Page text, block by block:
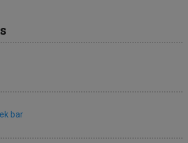
bar